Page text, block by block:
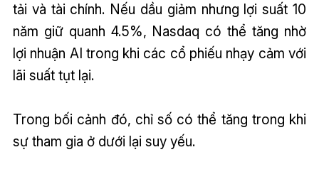
tải và tài chính. Nếu dầu giảm nhưng lợi suất 10
năm giữ quanh 4.5%, Nasdaq có thể tăng nhờ
lợi nhuận AI trong khi các cổ phiếu nhạy cảm với
lãi suất tụt lại.
Trong bối cảnh đó, chỉ số có thể tăng trong khi
sự tham gia ở dưới lại suy yếu.